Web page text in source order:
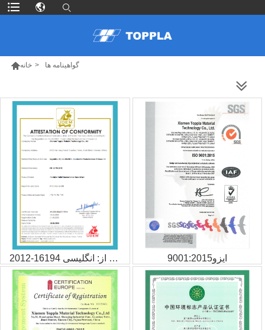
خانه > گواهینامه ها
خارج از: انگلیسی 16194-2012 ایزو9001:2015